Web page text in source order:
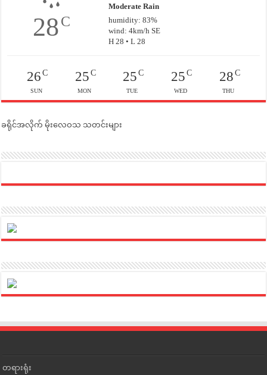
28C
Moderate Rain
humidity: 83%
wind: 4km/h SE
H 28 • L 28
26C
SUN
25C
MON
25 C
TUE
25C
WED
28C
THU
ခရိုင်အလိုက် မိုးလေဝသ သတင်းများ
တရားရုံး